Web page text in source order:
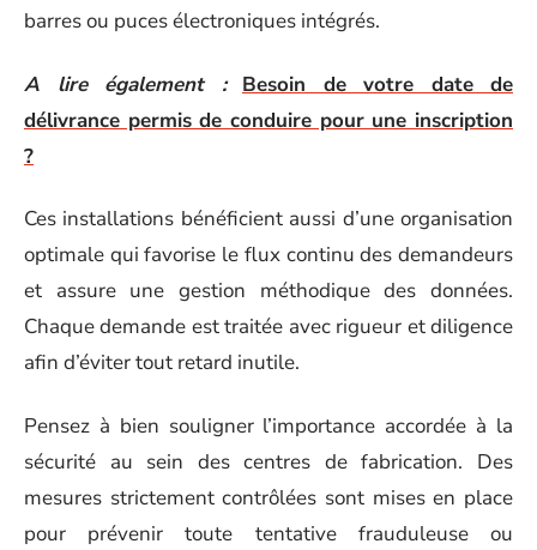
barres ou puces électroniques intégrés.
A lire également :
Besoin de votre date de
délivrance permis de conduire pour une inscription
?
Ces installations bénéficient aussi d’une organisation
optimale qui favorise le flux continu des demandeurs
et assure une gestion méthodique des données.
Chaque demande est traitée avec rigueur et diligence
afin d’éviter tout retard inutile.
Pensez à bien souligner l’importance accordée à la
sécurité au sein des centres de fabrication. Des
mesures strictement contrôlées sont mises en place
pour prévenir toute tentative frauduleuse ou